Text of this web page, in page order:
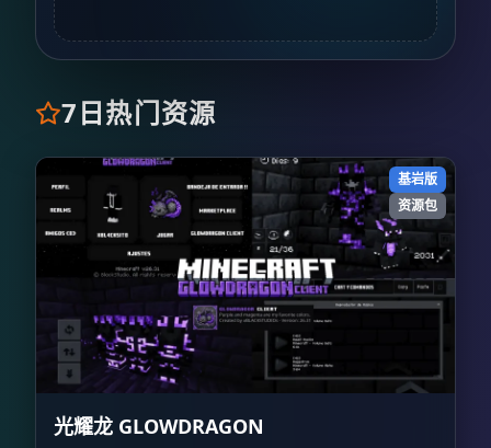
7日热门资源
基岩版
资源包
光耀龙 GLOWDRAGON